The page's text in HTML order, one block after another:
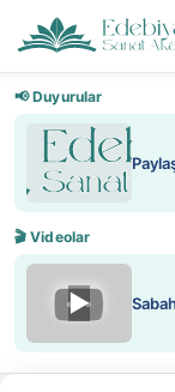
📢 Duyurular
🎬 Videolar
▶